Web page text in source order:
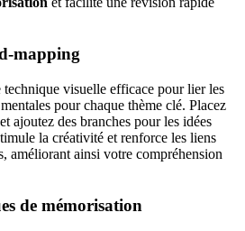
mapping
technique visuelle efficace pour lier les
pour chaque thème clé. Placez
ajoutez des branches pour les idées
la créativité et renforce les liens
améliorant ainsi votre compréhension
de mémorisation